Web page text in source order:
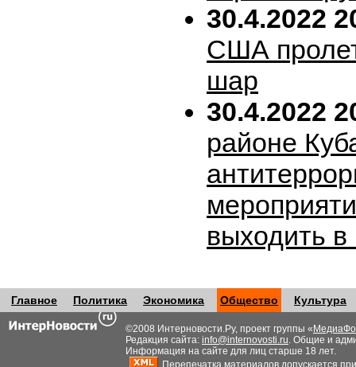
30.4.2022
США
шар
30.4.2022
районе
выходить
Главное Политика Экономика Общество Культура
©2008 Интерновости.Ру, проект группы «
Редакция сайта: info@internovosti.ru. Общие и
Информация на сайте для лиц старше 18 лет.
Перепечатка материалов допускается